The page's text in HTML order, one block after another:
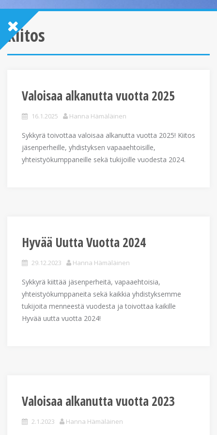
kiitos
Valoisaa alkanutta vuotta 2025
16.1.2025 Hanna Hämäläinen
Sykkyrä toivottaa valoisaa alkanutta vuotta 2025! Kiitos
jäsenperheille, yhdistyksen vapaaehtoisille,
yhteistyökumppaneille sekä tukijoille vuodesta 2024.
Hyvää Uutta Vuotta 2024
29.12.2023 Hanna Hämäläinen
Sykkyrä kiittää jäsenperheitä, vapaaehtoisia,
yhteistyökumppaneita sekä kaikkia yhdistyksemme
tukijoita menneestä vuodesta ja toivottaa kaikille
Hyvää uutta vuotta 2024!
Valoisaa alkanutta vuotta 2023
2.1.2023 Hanna Hämäläinen